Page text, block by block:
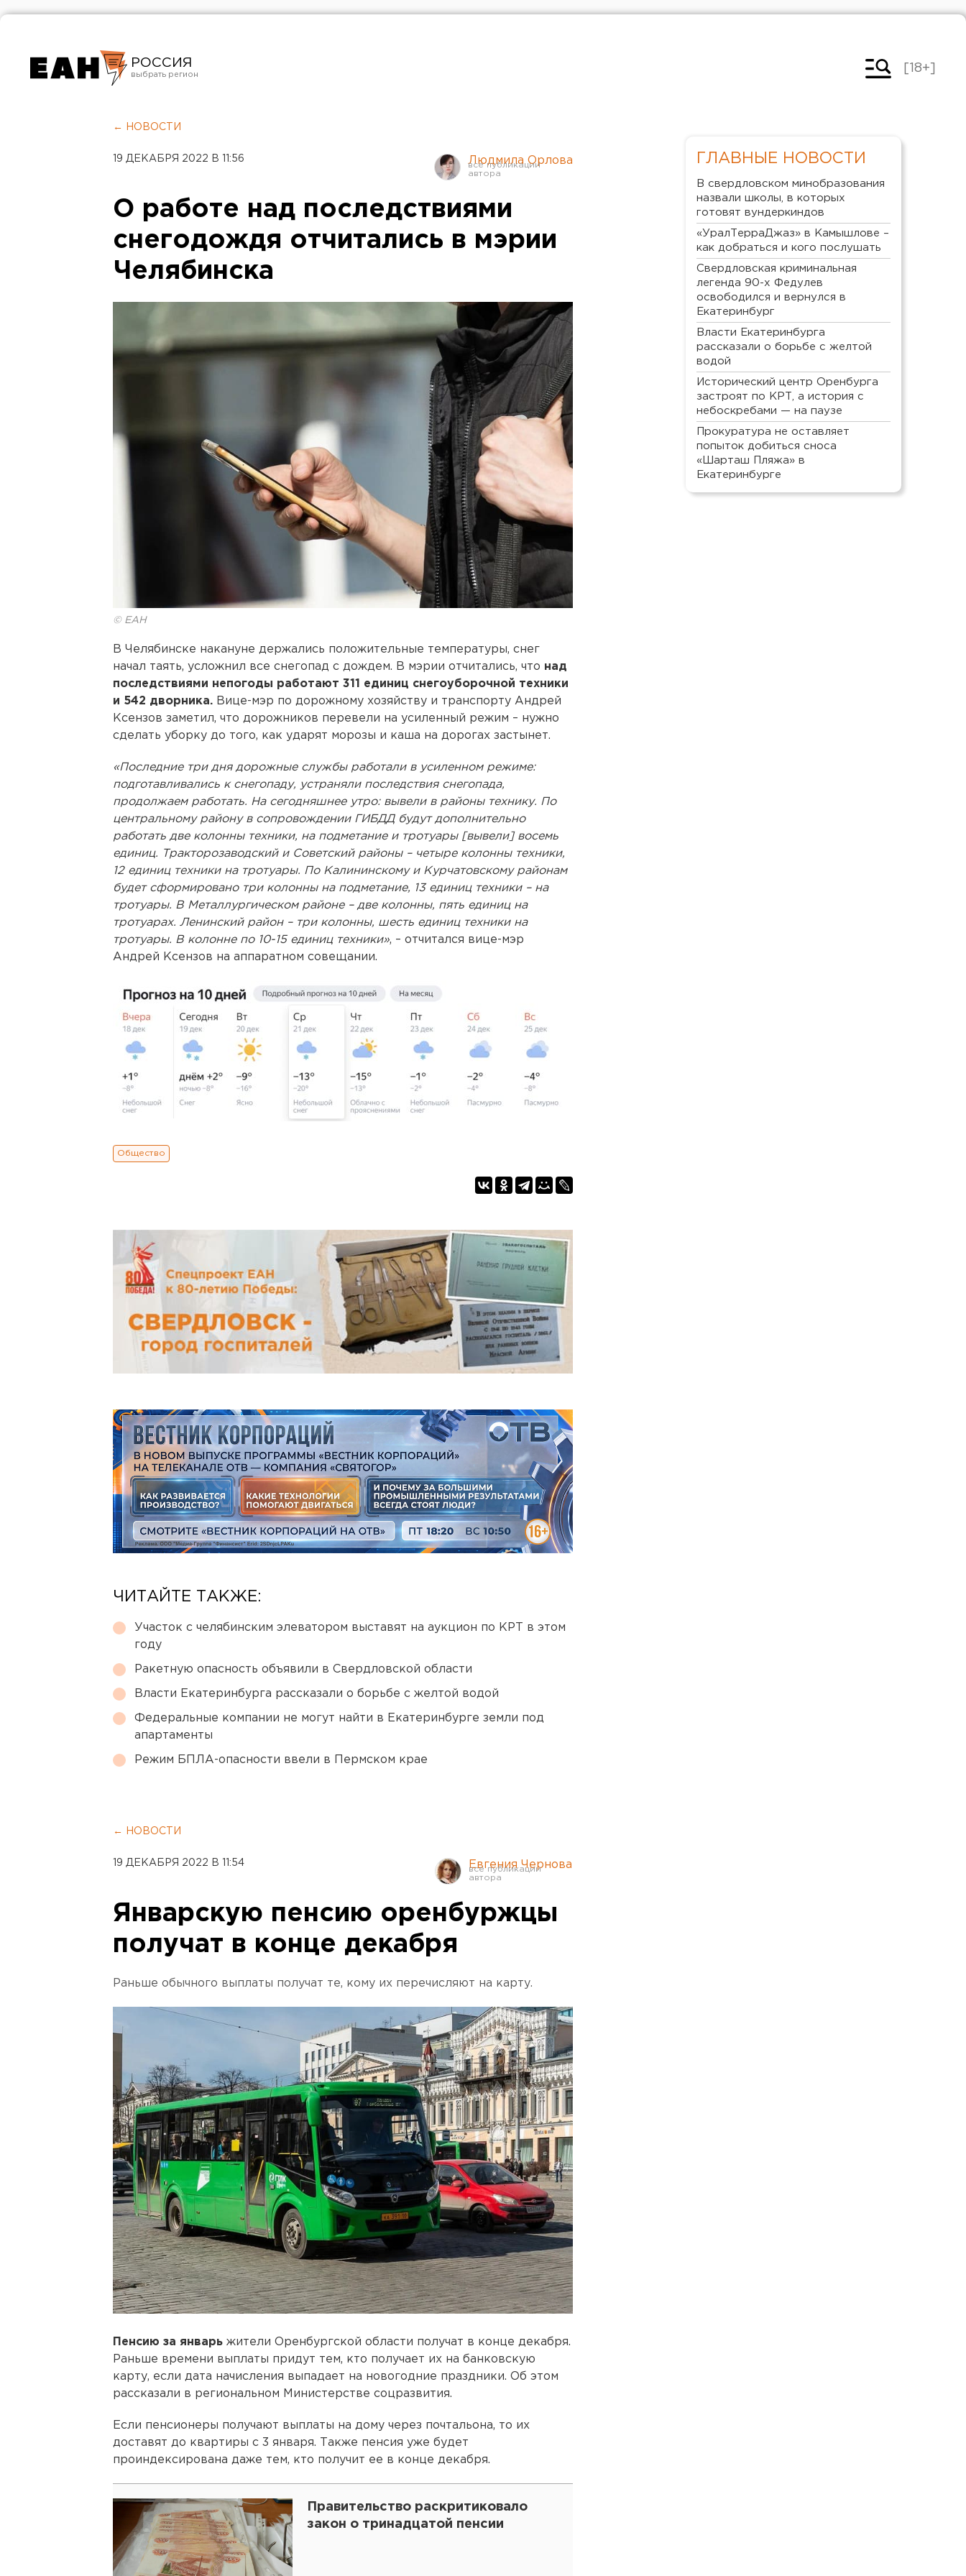
РОССИЯ
Челябинск
[18+]
← НОВОСТИ
19 ДЕКАБРЯ 2022 В 11:56 Людмила Орлова
О работе над последствиями
снегодождя отчитались в мэрии
Челябинска
© ЕАН
В Челябинске накануне держались положительные температуры, снег
начал таять, усложнил все снегопад с дождем. В мэрии отчитались, что над
последствиями непогоды работают 311 единиц снегоуборочной техники
и 542 дворника. Вице-мэр по дорожному хозяйству и транспорту Андрей
Ксензов заметил, что дорожников перевели на усиленный режим – нужно
сделать уборку до того, как ударят морозы и каша на дорогах застынет.
«Последние три дня дорожные службы работали в усиленном режиме:
подготавливались к снегопаду, устраняли последствия снегопада,
продолжаем работать. На сегодняшнее утро: вывели в районы технику. По
центральному району в сопровождении ГИБДД будут дополнительно
работать две колонны техники, на подметание и тротуары [вывели] восемь
единиц. Тракторозаводский и Советский районы – четыре колонны техники,
12 единиц техники на тротуары. По Калининскому и Курчатовскому районам
будет сформировано три колонны на подметание, 13 единиц техники – на
тротуары. В Металлургическом районе – две колонны, пять единиц на
тротуарах. Ленинский район – три колонны, шесть единиц техники на
тротуары. В колонне по 10-15 единиц техники», – отчитался вице-мэр
Андрей Ксензов на аппаратном совещании.
Общество
ЧИТАЙТЕ ТАКЖЕ:
Участок с челябинским элеватором выставят на аукцион по КРТ в этом
году
Ракетную опасность объявили в Свердловской области
Власти Екатеринбурга рассказали о борьбе с желтой водой
Федеральные компании не могут найти в Екатеринбурге земли под
апартаменты
Режим БПЛА-опасности ввели в Пермском крае
← НОВОСТИ
19 ДЕКАБРЯ 2022 В 11:54 Евгения Чернова
Январскую пенсию оренбуржцы
получат в конце декабря
Раньше обычного выплаты получат те, кому их перечисляют на карту.
Пенсию за январь жители Оренбургской области получат в конце декабря.
Раньше времени выплаты придут тем, кто получает их на банковскую
карту, если дата начисления выпадает на новогодние праздники. Об этом
рассказали в региональном Министерстве соцразвития.
Если пенсионеры получают выплаты на дому через почтальона, то их
доставят до квартиры с 3 января. Также пенсия уже будет
проиндексирована даже тем, кто получит ее в конце декабря.
Правительство раскритиковало
закон о тринадцатой пенсии
ГЛАВНЫЕ НОВОСТИ
В свердловском минобразования
назвали школы, в которых
готовят вундеркиндов
«УралТерраДжаз» в Камышлове –
как добраться и кого послушать
Свердловская криминальная
легенда 90-х Федулев
освободился и вернулся в
Екатеринбург
Власти Екатеринбурга
рассказали о борьбе с желтой
водой
Исторический центр Оренбурга
застроят по КРТ, а история с
небоскребами — на паузе
Прокуратура не оставляет
попыток добиться сноса
«Шарташ Пляжа» в
Екатеринбурге